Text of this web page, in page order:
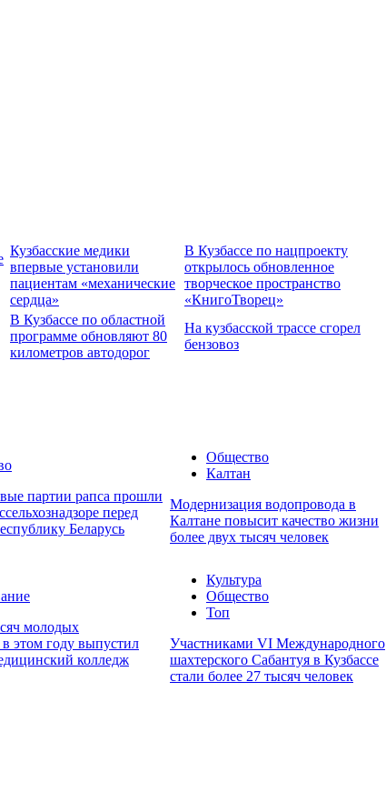
Кузбасские медики
впервые установили
пациентам «механические
сердца»
В Кузбассе по нацпроекту
открылось обновленное
творческое пространство
«КнигоТворец»
В Кузбассе по областной
программе обновляют 80
километров автодорог
На кузбасской трассе сгорел
бензовоз
партии рапса прошли
перед
Беларусь
Общество
Калтан
Модернизация водопровода в
Калтане повысит качество жизни
более двух тысяч человек
молодых
этом году выпустил
колледж
Культура
Общество
Топ
Участниками VI Международного
шахтерского Сабантуя в Кузбассе
стали более 27 тысяч человек